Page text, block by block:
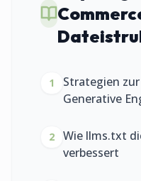
1
Strategien
Generative
2
Wie llms.txt
verbessert